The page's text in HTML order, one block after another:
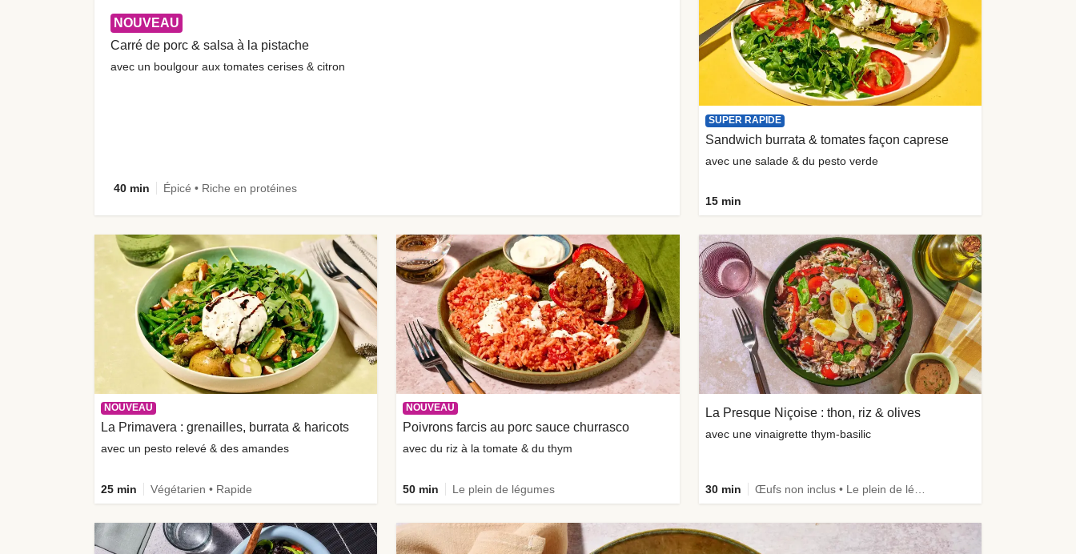
NOUVEAU
Carré de porc & salsa à la pistache
avec un boulgour aux tomates cerises & citron
40 min Épicé • Riche en protéines
SUPER RAPIDE
Sandwich burrata & tomates façon caprese
avec une salade & du pesto verde
15 min
NOUVEAU
La Primavera : grenailles, burrata & haricots
avec un pesto relevé & des amandes
25 min Végétarien • Rapide
NOUVEAU
Poivrons farcis au porc sauce churrasco
avec du riz à la tomate & du thym
50 min Le plein de légumes
La Presque Niçoise : thon, riz & olives
avec une vinaigrette thym-basilic
30 min